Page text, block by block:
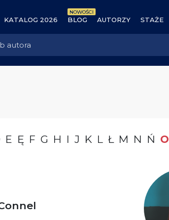
KATALOG 2026 BLOG
NOWOŚCI
AUTORZY STAŻE
E Ę F G H I J K L Ł M N Ń O